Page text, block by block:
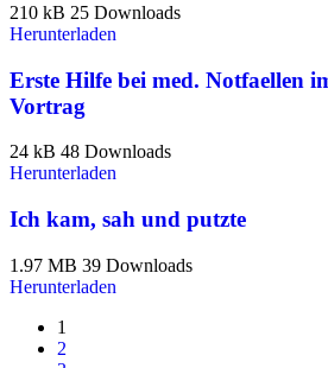
210 kB 25 Downloads
Herunterladen
Erste Hilfe bei med. Notfaellen
Vortrag
24 kB 48 Downloads
Herunterladen
Ich kam, sah und putzte
1.97 MB 39 Downloads
Herunterladen
1
2